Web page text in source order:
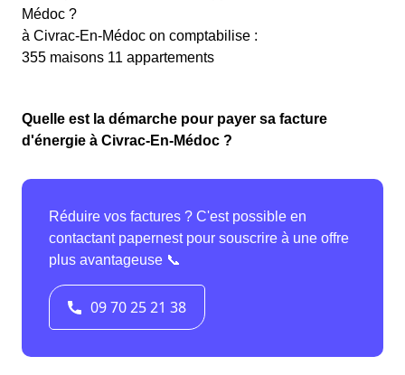
Médoc ?
à Civrac-En-Médoc on comptabilise :
355 maisons 11 appartements
Quelle est la démarche pour payer sa facture
d'énergie à Civrac-En-Médoc ?